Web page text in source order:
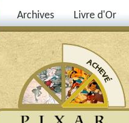
Archives Livre d'Or